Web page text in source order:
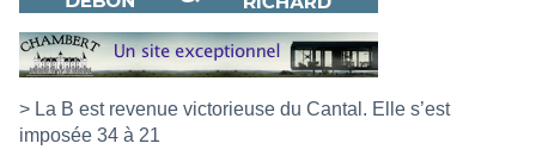
> La B est revenue victorieuse du Cantal. Elle s’est
imposée 34 à 21